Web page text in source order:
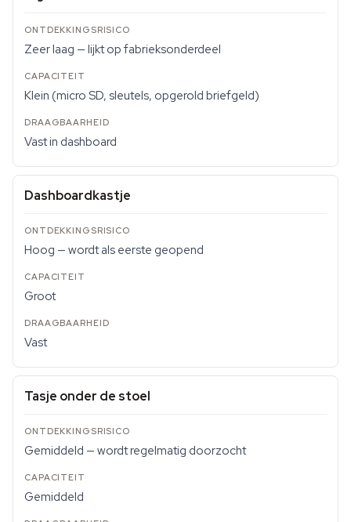
Zeer laag — lijkt op fabrieksonderdeel
Klein (micro SD, sleutels, opgerold briefgeld)
Vast in dashboard
Dashboardkastje
Hoog — wordt als eerste geopend
Groot
Vast
Tasje onder de stoel
Gemiddeld — wordt regelmatig doorzocht
Gemiddeld